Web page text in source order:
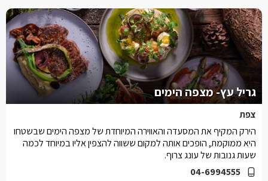
גריל עץ- מצפה הימים
צפת
04-6994555
הירק המקיף את המסעדה והאווירה המיוחדת של מצפה הימים שבשטחו
היא ממוקמת, הופכים אותה למקום ששווה להצפין אליו במיוחד לכמה
שעות גנובות של עונג צרוף.